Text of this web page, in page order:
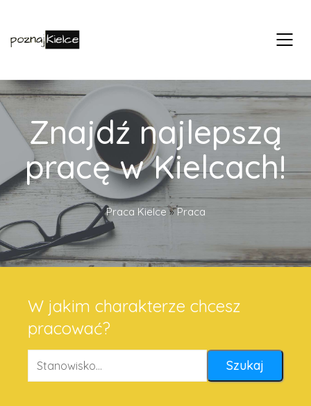
Znajdź najlepszą
pracę w Kielcach!
Praca Kielce»Praca
W jakim charakterze chcesz
pracować?